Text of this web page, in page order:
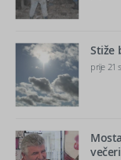
Stiže
prije 21